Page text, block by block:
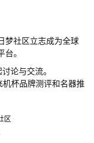
梦社区立志成为全球
。
论与交流。
机杯品牌测评和名器推
区